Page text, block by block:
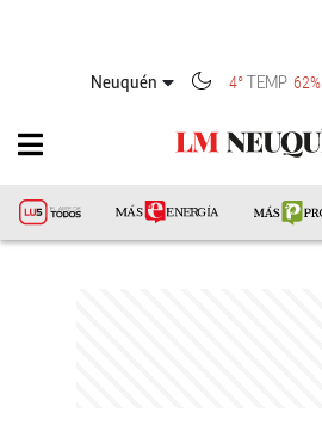
Neuquén 4° TEMP 62%